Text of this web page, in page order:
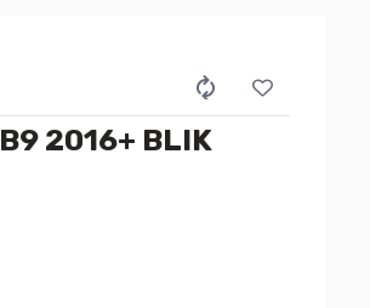
2016+ BLIK